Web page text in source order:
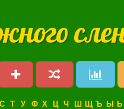
С Т У Ф Х Ц Ч Ш Щ Ъ Ы Ь